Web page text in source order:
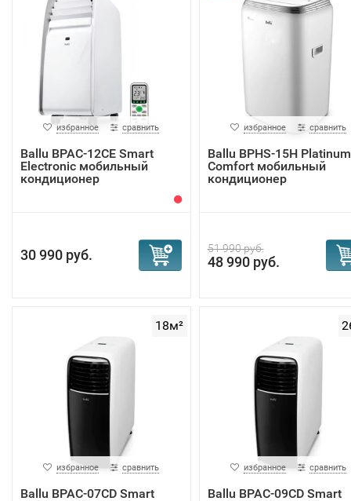
избранное сравнить
Ballu BPAC-12CE Smart
Electronic мобильный
кондиционер
30 990 руб.
избранное сравнить
Ballu BPHS-15H Platinum
Comfort мобильный
кондиционер
51 990 руб.
48 990 руб.
18м²
избранное сравнить
Ballu BPAC-07CD Smart
избранное сравнить
Ballu BPAC-09CD Smart